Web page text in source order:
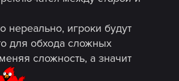
нереально, игроки будут
для обхода сложных
сложность, а значит